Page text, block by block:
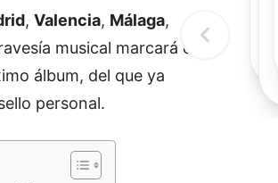
, Valencia, Málaga,
musical marcará el
álbum, del que ya
personal.